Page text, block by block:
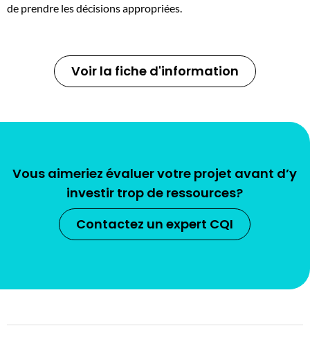
de prendre les décisions appropriées.
Voir la fiche d'information
Vous aimeriez évaluer votre projet avant d’y
investir trop de ressources?
Contactez un expert CQI